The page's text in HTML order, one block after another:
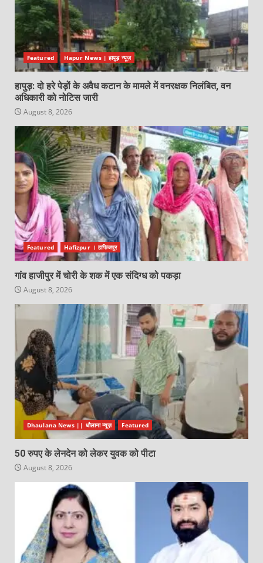
Featured Hapur News | हापुड़ न्यूज़
हापुड़: दो हरे पेड़ों के अवैध कटान के मामले में वनरक्षक निलंबित, वन
अधिकारी को नोटिस जारी
August 8, 2026
Featured Hafizpur । हाफिजपुर
गांव हाजीपुर में चोरी के शक में एक संदिग्ध को पकड़ा
August 8, 2026
Dhaulana News || धौलाना न्यूज़ Featured
50 रुपए के लेनदेन को लेकर युवक को पीटा
August 8, 2026